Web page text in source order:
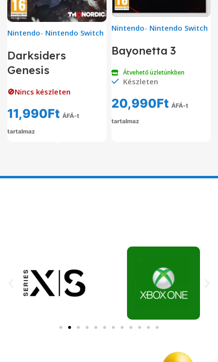
Nintendo- Nintendo Switch
Darksiders
Genesis
🚫Nincs készleten
11,990Ft ÁFÁ-t
tartalmaz
Nintendo- Nintendo Switch
Bayonetta 3
Átvehető üzletünkben
Készleten
20,990Ft ÁFÁ-t
tartalmaz